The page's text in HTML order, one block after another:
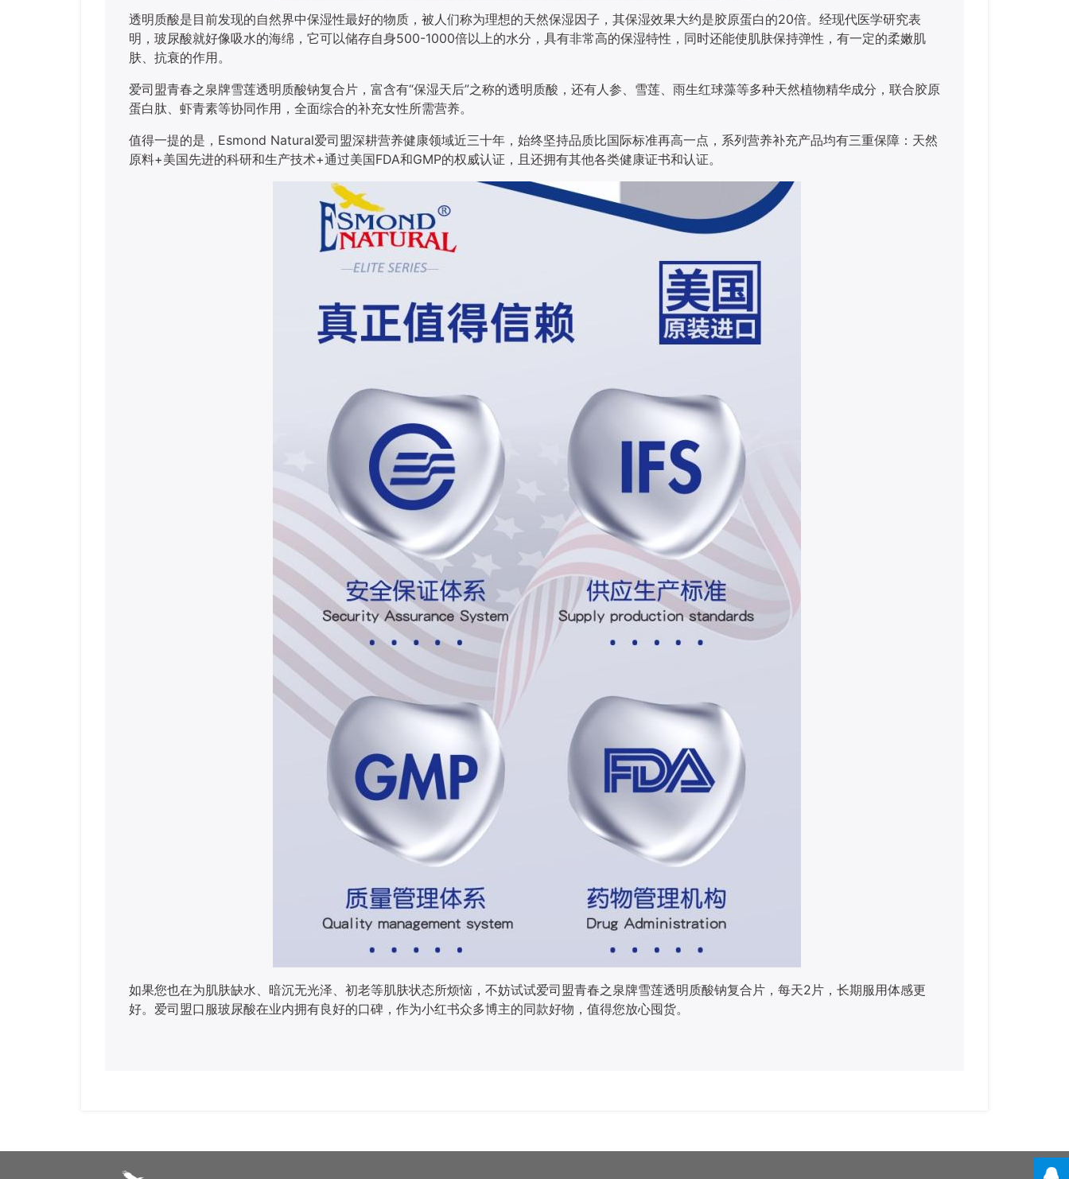
透明质酸是目前发现的自然界中保湿性最好的物质，被人们称为理想的天然保湿因子，其保湿效果大约是胶原蛋白的20倍。经现代医学研究表
明，玻尿酸就好像吸水的海绵，它可以储存自身500-1000倍以上的水分，具有非常高的保湿特性，同时还能使肌肤保持弹性，有一定的柔嫩肌
肤、抗衰的作用。
爱司盟青春之泉牌雪莲透明质酸钠复合片，富含有“保湿天后”之称的透明质酸，还有人参、雪莲、雨生红球藻等多种天然植物精华成分，联合胶原
蛋白肽、虾青素等协同作用，全面综合的补充女性所需营养。
值得一提的是， Esmond Natural爱司盟深耕营养健康领域近三十年，始终坚持品质比国际标准再高一点，系列营养补充产品均有三重保障：天然
原料+美国先进的科研和生产技术+通过美国FDA和GMP的权威认证，且还拥有其他各类健康证书和认证。
如果您也在为肌肤缺水、暗沉无光泽、初老等肌肤状态所烦恼，不妨试试爱司盟青春之泉牌雪莲透明质酸钠复合片，每天2片，长期服用体感更
好。爱司盟口服玻尿酸在业内拥有良好的口碑，作为小红书众多博主的同款好物，值得您放心囤货。